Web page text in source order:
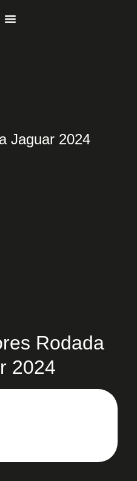
Jaguar 2024
Rodada
2024